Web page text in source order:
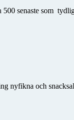
senaste som
nyfikna och